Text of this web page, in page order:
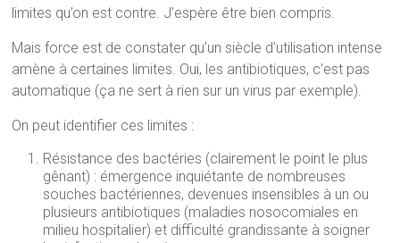
limites qu’on est contre. J’espère être bien compris.
Mais force est de constater qu’un siècle d’utilisation intense
amène à certaines limites. Oui, les antibiotiques, c’est pas
automatique (ça ne sert à rien sur un virus par exemple).
On peut identifier ces limites :
Résistance des bactéries (clairement le point le plus
gênant) : émergence inquiétante de nombreuses
souches bactériennes, devenues insensibles à un ou
plusieurs antibiotiques (maladies nosocomiales en
milieu hospitalier) et difficulté grandissante à soigner